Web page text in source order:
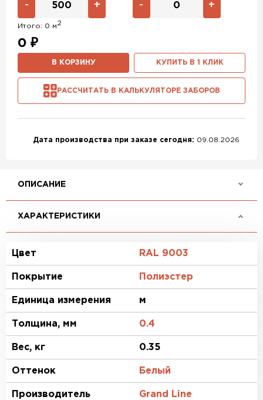
- + - +
Итого: 0 м2
0 ₽
В КОРЗИНУ КУПИТЬ В 1 КЛИК
РАССЧИТАТЬ В КАЛЬКУЛЯТОРЕ ЗАБОРОВ
Дата производства при заказе сегодня: 09.08.2026
ОПИСАНИЕ
ХАРАКТЕРИСТИКИ
Цвет RAL 9003
Покрытие Полиэстер
Единица измерения м
Толщина, мм 0.4
Вес, кг 0.35
Оттенок Белый
Производитель Grand Line